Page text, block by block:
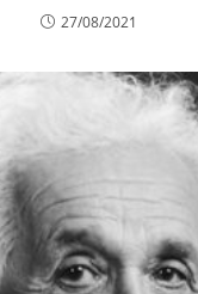
27/08/2021